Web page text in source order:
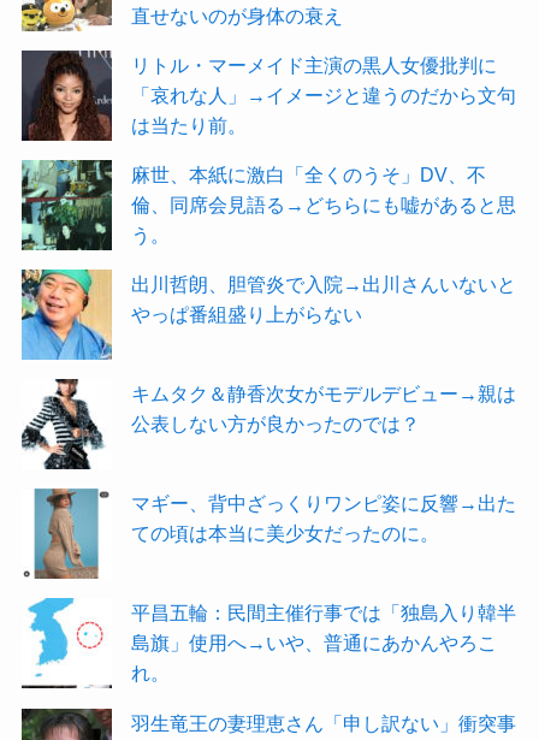
直せないのが身体の衰え
リトル・マーメイド主演の黒人女優批判に
「哀れな人」→イメージと違うのだから文句
は当たり前。
麻世、本紙に激白「全くのうそ」DV、不
倫、同席会見語る→どちらにも嘘があると思
う。
出川哲朗、胆管炎で入院→出川さんいないと
やっぱ番組盛り上がらない
キムタク＆静香次女がモデルデビュー→親は
公表しない方が良かったのでは？
マギー、背中ざっくりワンピ姿に反響→出た
ての頃は本当に美少女だったのに。
平昌五輪：民間主催行事では「独島入り韓半
島旗」使用へ→いや、普通にあかんやろこ
れ。
羽生竜王の妻理恵さん「申し訳ない」衝突事